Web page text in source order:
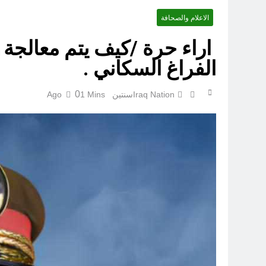
الاعلام والصحافة
اراء حرة /كيف يتم
الفراغ السكاني .
Iraq Nationسنتين Ago 01 Mins